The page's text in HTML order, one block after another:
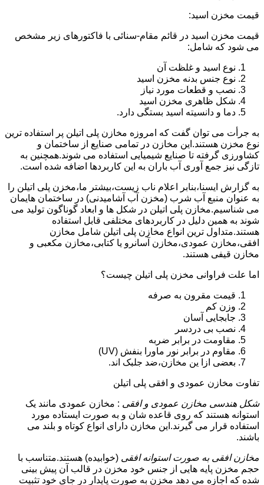
قیمت مخزن اسید:
قیمت مخزن اسید در قائم مقام-سنائی با فاکتورهای زیر مشخص
می شود که شامل:
نوع اسید و غلظت آن
نوع جنس بدنه مخزن اسید
نصب و قطعات مورد نیاز
شکل ظاهری مخزن اسید
دما و دانسیته اسید بستگی دارد.
به جرأت می توان گفت که امروزه مخازن پلی اتیلن پر استفاده ترین
نوع مخزن هستند.این مخازن در تمامی صنایع از ساختمان و
کشاورزی گرفته تا صنایع شیمیایی استفاده می شوند.همچنین به
تازگی نیز جمع آوری آب باران به این کاربردها اضافه شده است.
به گزارش ایسنا،بنابر اعلام ناب زیست،بیشتر ما،مخزن پلی اتیلن را
به عنوان منبع آب شرب (مخزن آب آشامیدنی) در ساختمان هایمان
می شناسیم.مخازن پلی اتیلن در شکل ها و ابعاد گوناگون تولید می
شوند به همین دلیل در کاربردهای مختلفی قابل استفاده
هستند.متداول ترین انواع مخازن پلی اتیلن شامل مخازن
افقی،مخازن عمودی،مخازن آسانرو یا کتابی،مخازن مکعبی و
مخازن قیفی هستند.
اما علت فراوانی مخزن پلی اتیلن چیست؟
قیمت مقرون به صرفه
وزن کم
جابجایی آسان
نصب بی دردسر
مقاومت در برابر ضربه
مقاوم در برابر نور ماورا بنفش (UV)
بعضی ازا ین مخازن،ضد جلبک اند.
تفاوت مخازن عمودی و افقی پلی اتیلن
شکل هندسی مخازن عمودی و افقی : مخازن عمودی مانند یک
استوانه هستند که روی قاعده شان و به صورت ایستاده مورد
استفاده قرار می گیرند.این مخازن دارای انواع کوتاه و بلند می
باشند.
مخازن افقی به صورت استوانه افقی (خوابیده) هستند.متناسب با
حجم مخزن پایه هایی از جنس خود مخزن در قالب آن پیش بینی
شده که اجازه می دهد مخزن به صورت پایدار در جای خود تثبیت